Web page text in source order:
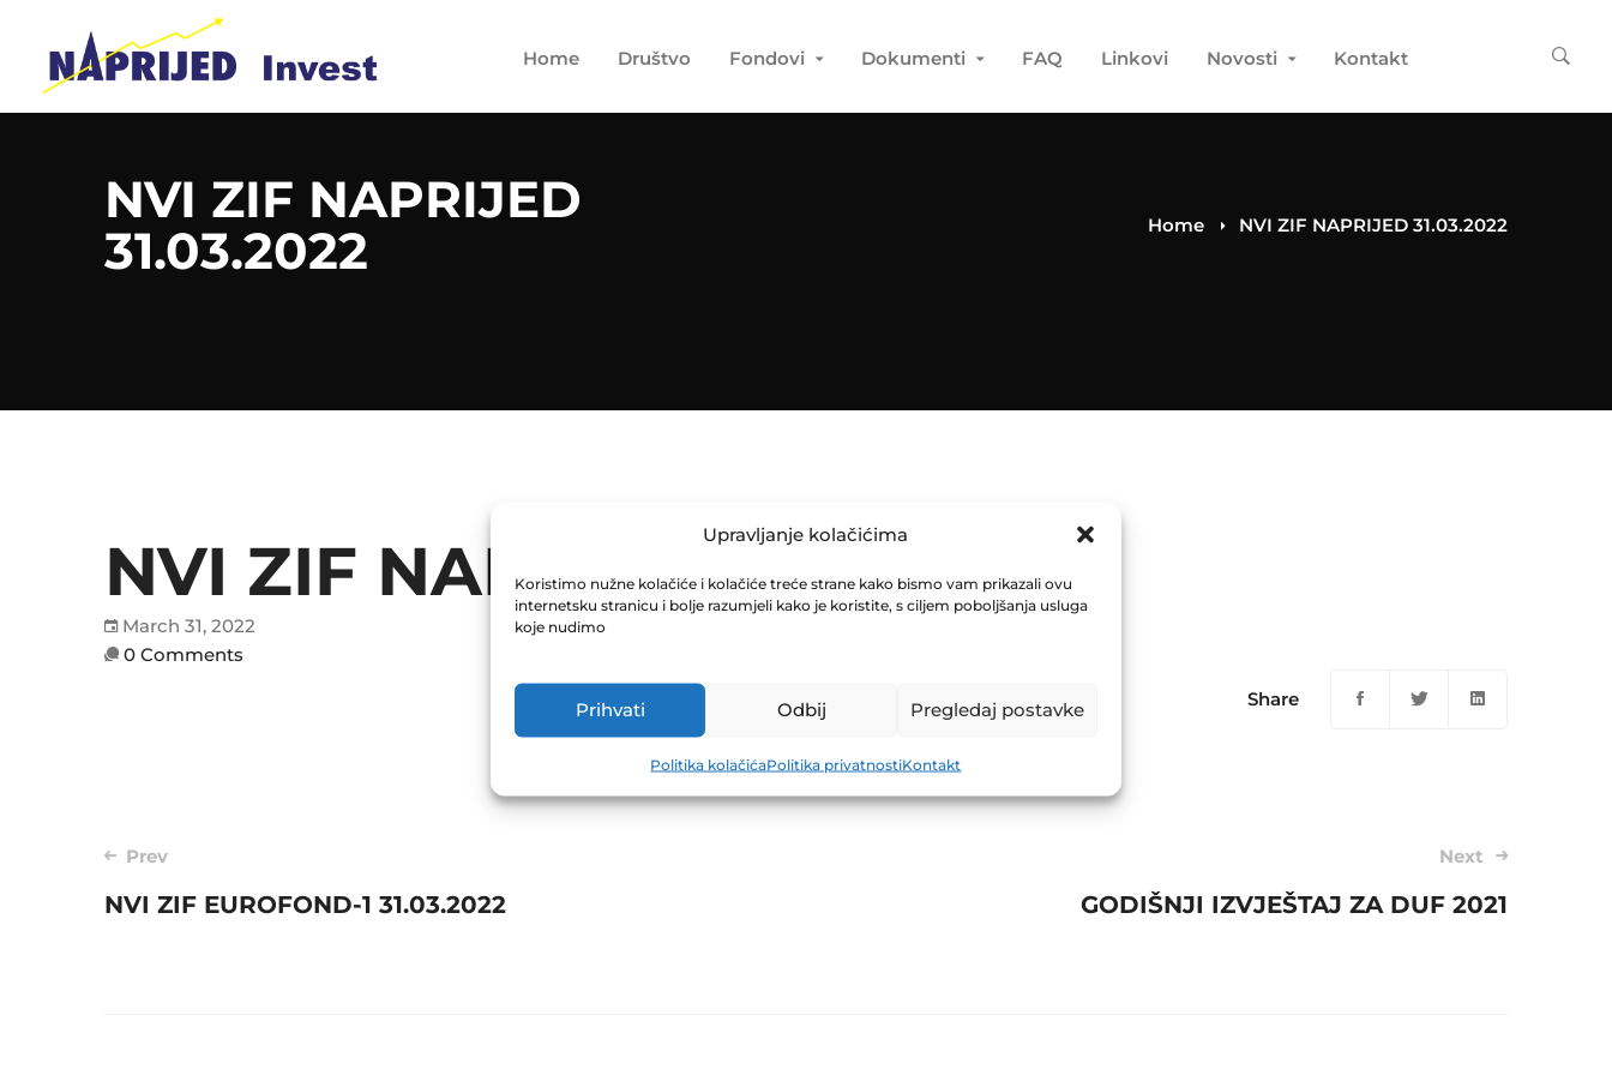
Upravljanje kolačićima
Koristimo nužne kolačiće i kolačiće treće strane kako bismo vam prikazali ovu
internetsku stranicu i bolje razumjeli kako je koristite, s ciljem poboljšanja usluga
koje nudimo
Prihvati Odbij Pregledaj postavke
Politika kolačićaPolitika privatnostiKontakt
Home Društvo Fondovi Dokumenti FAQ Linkovi Novosti Kontakt
NVI ZIF NAPRIJED
31.03.2022
Home NVI ZIF NAPRIJED 31.03.2022
NVI ZIF NAPRIJED 31.03.2022
March 31, 2022
0 Comments
Share
Post
navigation
Prev
NVI ZIF EUROFOND-1 31.03.2022
Next
GODIŠNJI IZVJEŠTAJ ZA DUF 2021